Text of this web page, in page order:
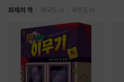
화제의 책 외국도서 세트도서